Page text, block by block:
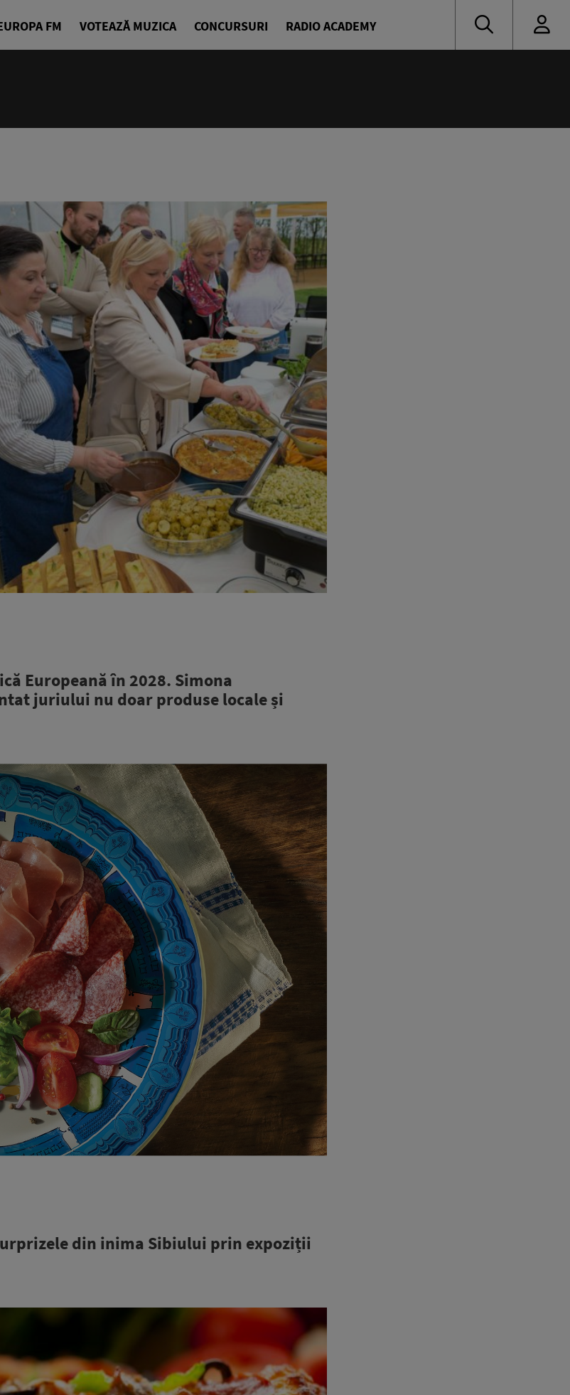
FM VOTEAZĂ MUZICA CONCURSURI RADIO ACADEMY
Europeană în 2028. Simona
juriului nu doar produse locale și
din inima Sibiului prin expoziții